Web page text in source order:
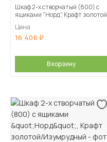
Шкаф 2-х створчатый (800) с
ящиками "Норд", Крафт золотой
Цена
16 406
В корзину